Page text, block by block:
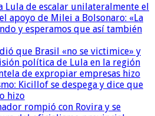
Lula de escalar unilateralmente el
apoyo de Milei a Bolsonaro: «La
y esperamos que así también
que Brasil «no se victimice» y
política de Lula en la región
de expropiar empresas hizo
Kicillof se despega y dice que
hizo
rompió con Rovira y se